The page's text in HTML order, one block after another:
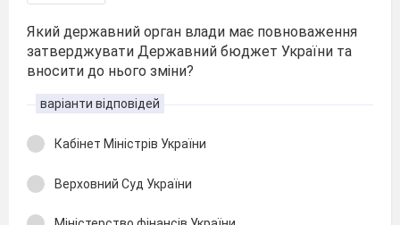
Який державний орган влади має повноваження
затверджувати Державний бюджет України та
вносити до нього зміни?
варіанти відповідей
Кабінет Міністрів України
Верховний Суд України